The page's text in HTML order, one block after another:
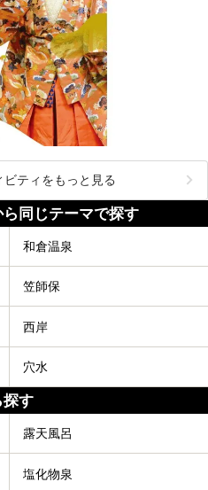
ティをもっと見る
同じテーマで探す
和倉温泉
笠師保
西岸
穴水
探す
露天風呂
塩化物泉